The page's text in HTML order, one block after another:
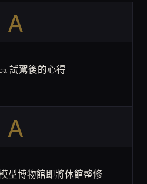
A
試駕後的心得
A
型博物館即將休館整修